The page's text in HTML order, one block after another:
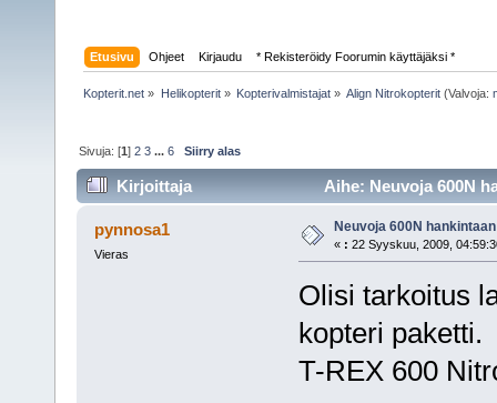
Etusivu Ohjeet Kirjaudu * Rekisteröidy Foorumin käyttäjäksi *
Kopterit.net » Helikopterit» Kopterivalmistajat» Align Nitrokopterit (Valvoja:
Sivuja: [1]2 3 ...6 Siirry alas
Kirjoittaja Aihe: Neuvoja 600N
pynnosa1
Vieras
Neuvoja 600N
« : 22 Syyskuu, 2009,
Olisi tarkoitus
kopteri paketti.
T-REX 600